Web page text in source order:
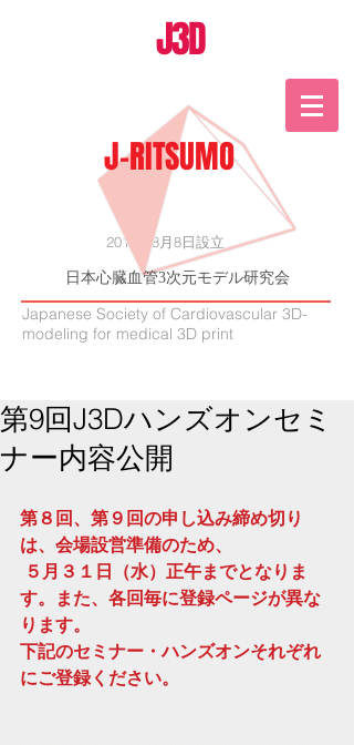
J3D
2015年8月8日設立
J-RITSUMO
日本心臓血管3次元モデル研究会
Japanese Society of Cardiovascular 3D-
modeling for medical 3D print
第9回J3Dハンズオンセミ
ナー内容公開
第８回、第９回の申し込み締め切り
は、会場設営準備のため、
す。また、各回毎に登録ページが異な
ります。
下記のセミナー・ハンズオンそれぞれ
にご登録ください。